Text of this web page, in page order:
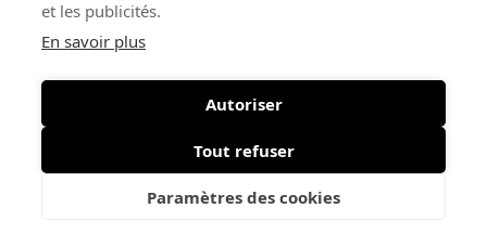
et les publicités.
En savoir plus
Autoriser
Tout refuser
Paramètres des cookies